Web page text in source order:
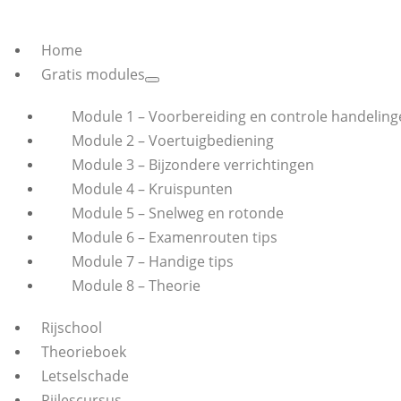
Home
Gratis modules
Module 1 – Voorbereiding en controle
Module 2 – Voertuigbediening
Module 3 – Bijzondere verrichtingen
Module 4 – Kruispunten
Module 5 – Snelweg en rotonde
Module 6 – Examenrouten tips
Module 7 – Handige tips
Module 8 – Theorie
Rijschool
Theorieboek
Letselschade